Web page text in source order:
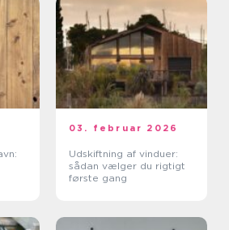
03. februar 2026
Udskiftning af vinduer:
sådan vælger du rigtigt
første gang